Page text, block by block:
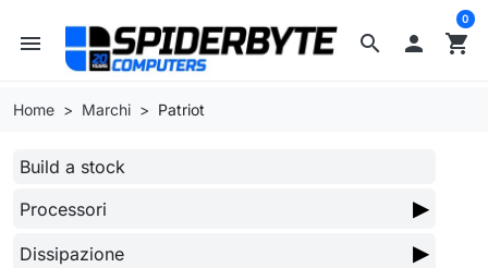
search
menu  shopping_cart
0
Home Marchi Patriot
Build a stock
Processori
▶
Dissipazione ▶